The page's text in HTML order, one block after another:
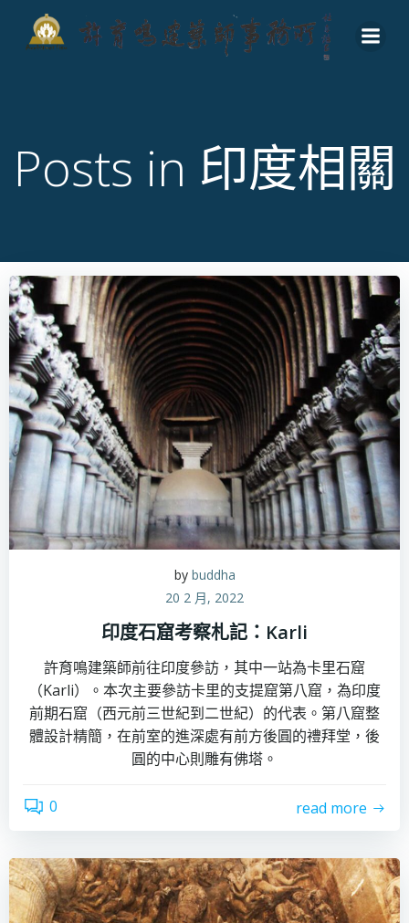
to
content
Posts in 印度相關
by buddha
20 2 月, 2022
印度石窟考察札記：Karli
許育鳴建築師前往印度參訪，其中一站為卡里石窟
（Karli）。本次主要參訪卡里的支提窟第八窟，為印度
前期石窟（西元前三世紀到二世紀）的代表。第八窟整
體設計精簡，在前室的進深處有前方後圓的禮拜堂，後
圓的中心則雕有佛塔。
0 read more